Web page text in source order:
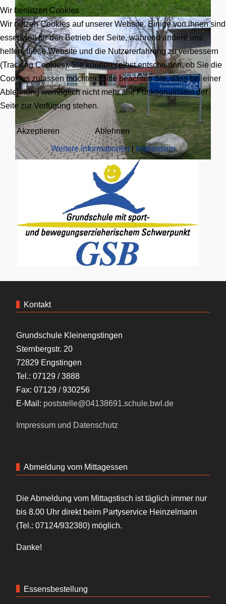
Kontakt
Grundschule Kleinengstingen
Sternbergstr. 20
72829 Engstingen
Tel.: 07129 / 3888
Fax: 07129 / 930256
E-Mail: poststelle@04138691.schule.bwl.de
Impressum und Datenschutz
Abmeldung vom Mittagessen
Die Abmeldung vom Mittagstisch ist täglich immer nur
bis 8.00 Uhr direkt beim Partyservice Heinzelmann
(Tel.: 07124/932380) möglich.
Danke!
Essensbestellung
Wir benutzen Cookies
Wir nutzen Cookies auf unserer Website. Einige von ihnen sind
essenziell für den Betrieb der Seite, während andere uns
helfen, diese Website und die Nutzererfahrung zu verbessern
(Tracking Cookies). Sie können selbst entscheiden, ob Sie die
Cookies zulassen möchten. Bitte beachten Sie, dass bei einer
Ablehnung womöglich nicht mehr alle Funktionalitäten der
Seite zur Verfügung stehen.
Akzeptieren Ablehnen
Weitere Informationen|Impressum